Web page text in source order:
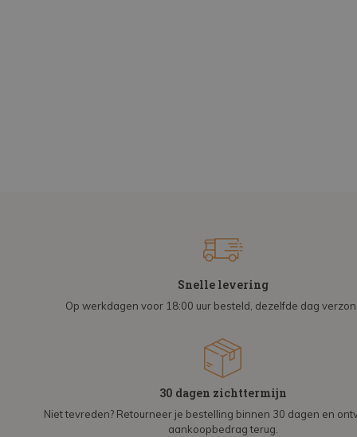
Snelle levering
Op werkdagen voor 18:00 uur besteld, dezelfde dag
30 dagen zichttermijn
Niet tevreden? Retourneer je bestelling binnen 30 dagen en
aankoopbedrag terug.